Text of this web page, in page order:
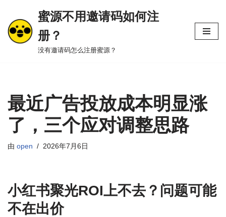
跳
至
蜜源不用邀请码如何注
册？
没有邀请码怎么注册蜜源？
最近广告投放成本明显涨
了，三个应对调整思路
由 open 2026年7月6日
小红书聚光ROI上不去？问题可能
不在出价